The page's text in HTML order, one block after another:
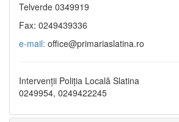
Telverde 0349919
Fax: 0249439336
e-mail: office@primariaslatina.ro
Intervenții Poliția Locală Slatina
0249954, 0249422245